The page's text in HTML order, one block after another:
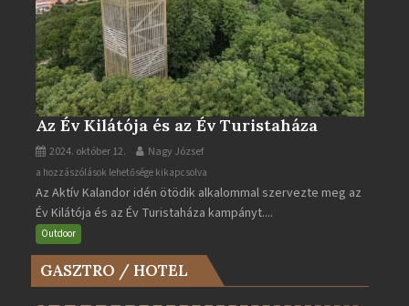
Az Év Kilátója és az Év Turistaháza
2024. október 12. Nagy József
Az
Év
Kilátója
és
az
Év
a hozzászólások lehetősége kikapcsolva
Az Aktív Kalandor idén ötödik alkalommal szervezte meg az
Év Kilátója és az Év Turistaháza kampányt....
Outdoor
GASZTRO / HOTEL